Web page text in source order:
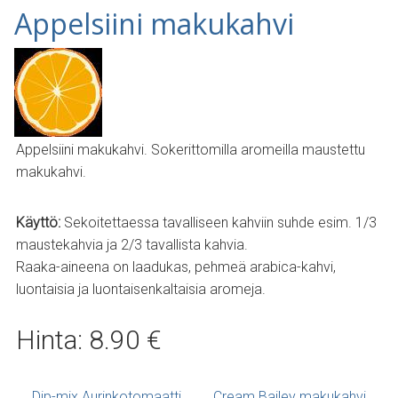
Appelsiini makukahvi
Appelsiini makukahvi. Sokerittomilla aromeilla maustettu
makukahvi.
Käyttö: Sekoitettaessa tavalliseen kahviin suhde esim. 1/3
maustekahvia ja 2/3 tavallista kahvia.
Raaka-aineena on laadukas, pehmeä arabica-kahvi,
luontaisia ja luontaisenkaltaisia aromeja.
Hinta: 8.90 €